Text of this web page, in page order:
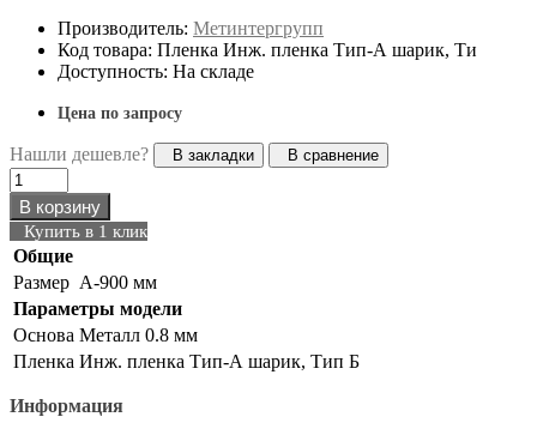
Производитель: Метинтергрупп
Код товара: Пленка Инж. пленка Тип-А шарик, Ти
Доступность: На складе
Цена по запросу
Нашли дешевле? В закладки В сравнение
В корзину
Купить в 1 клик
Общие
Размер A-900 мм
Параметры модели
Основа Металл 0.8 мм
Пленка Инж. пленка Тип-А шарик, Тип Б
Информация